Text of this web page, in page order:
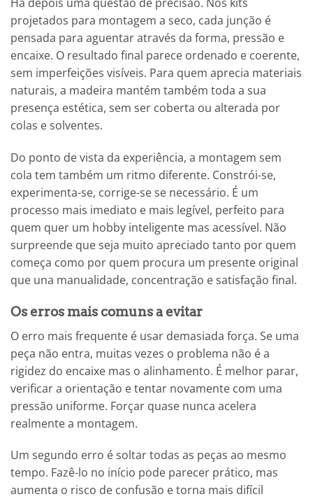
Há depois uma questão de precisão. Nos kits
projetados para montagem a seco, cada junção é
pensada para aguentar através da forma, pressão e
encaixe. O resultado final parece ordenado e coerente,
sem imperfeições visíveis. Para quem aprecia materiais
naturais, a madeira mantém também toda a sua
presença estética, sem ser coberta ou alterada por
colas e solventes.
Do ponto de vista da experiência, a montagem sem
cola tem também um ritmo diferente. Constrói-se,
experimenta-se, corrige-se se necessário. É um
processo mais imediato e mais legível, perfeito para
quem quer um hobby inteligente mas acessível. Não
surpreende que seja muito apreciado tanto por quem
começa como por quem procura um presente original
que una manualidade, concentração e satisfação final.
Os erros mais comuns a evitar
O erro mais frequente é usar demasiada força. Se uma
peça não entra, muitas vezes o problema não é a
rigidez do encaixe mas o alinhamento. É melhor parar,
verificar a orientação e tentar novamente com uma
pressão uniforme. Forçar quase nunca acelera
realmente a montagem.
Um segundo erro é soltar todas as peças ao mesmo
tempo. Fazê-lo no início pode parecer prático, mas
aumenta o risco de confusão e torna mais difícil